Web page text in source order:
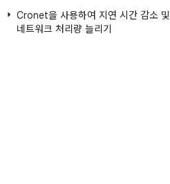
Cronet을 사용하여 지연 시간 감소 및
네트워크 처리량 늘리기